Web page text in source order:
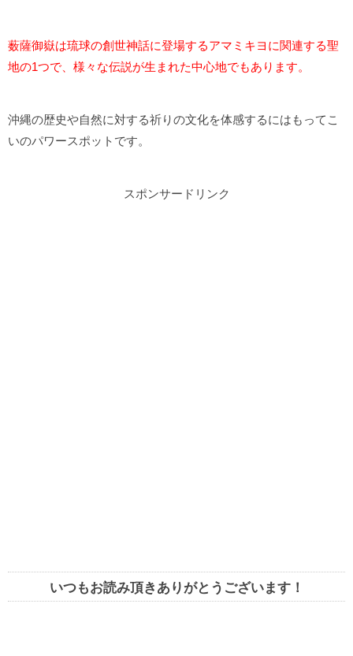
薮薩御嶽は琉球の創世神話に登場するアマミキヨに関連する聖
地の1つで、様々な伝説が生まれた中心地でもあります。
沖縄の歴史や自然に対する祈りの文化を体感するにはもってこ
いのパワースポットです。
スポンサードリンク
いつもお読み頂きありがとうございます！